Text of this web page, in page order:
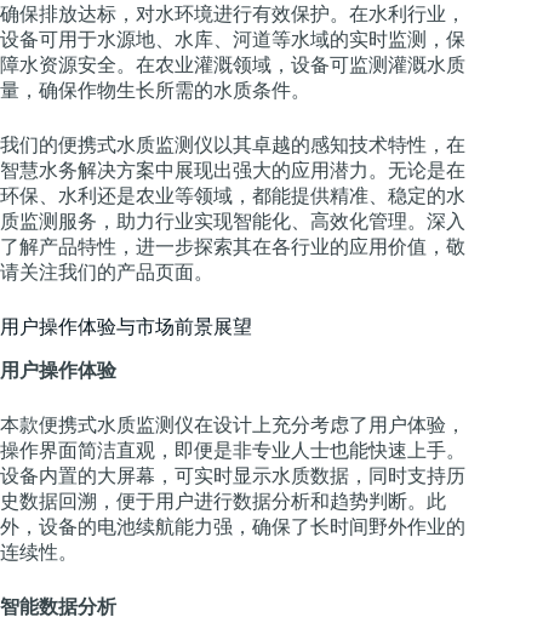
确保排放达标，对水环境进行有效保护。在水利行业，
设备可用于水源地、水库、河道等水域的实时监测，保
障水资源安全。在农业灌溉领域，设备可监测灌溉水质
量，确保作物生长所需的水质条件。
我们的便携式水质监测仪以其卓越的感知技术特性，在
智慧水务解决方案中展现出强大的应用潜力。无论是在
环保、水利还是农业等领域，都能提供精准、稳定的水
质监测服务，助力行业实现智能化、高效化管理。深入
了解产品特性，进一步探索其在各行业的应用价值，敬
请关注我们的产品页面。
用户操作体验与市场前景展望
用户操作体验
本款便携式水质监测仪在设计上充分考虑了用户体验，
操作界面简洁直观，即便是非专业人士也能快速上手。
设备内置的大屏幕，可实时显示水质数据，同时支持历
史数据回溯，便于用户进行数据分析和趋势判断。此
外，设备的电池续航能力强，确保了长时间野外作业的
连续性。
智能数据分析